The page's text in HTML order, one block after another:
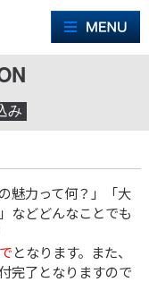
み
魅力って何？」「大
などどんなことでも
となります。また、
完了となりますので